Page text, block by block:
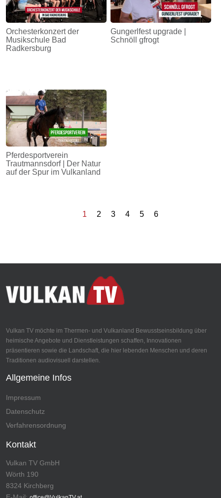
Orchesterkonzert der
Musikschule Bad
Radkersburg
Gungerlfest upgrade |
Schnöll gfrogt
Pferdesportverein
Trautmannsdorf | Der Natur
auf der Spur im Vulkanland
1 2 3 4 5 6
Vulkan TV möchte im Thermen- und Vulkanland Bewusstseinsbildung über
heimische Angebote und Dienstleistungen schaffen, Innovationen
präsentieren sowie die Landschaft, die hier lebenden Menschen und deren
Traditionen audiovisuell darstellen.
Allgemeine Infos
Impressum
Datenschutz
Verfahrensordnung
Kontakt
Vulkan TV GmbH
Wörth 190
8324 Kirchberg